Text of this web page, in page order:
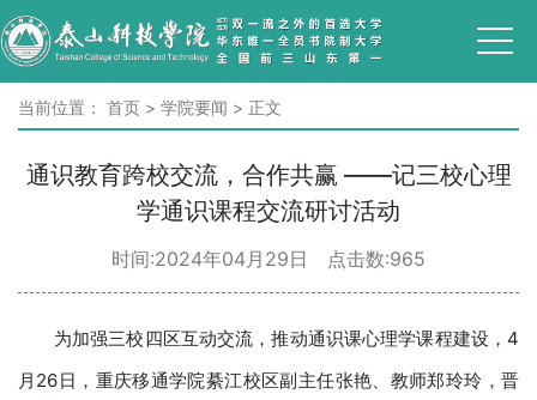
当前位置： 首页 > 学院要闻 > 正文
通识教育跨校交流，合作共赢 ——记三校心理
学通识课程交流研讨活动
时间:2024年04月29日 点击数:965
为加强三校四区互动交流，推动通识课心理学课程建设，4
月26日，重庆移通学院綦江校区副主任张艳、教师郑玲玲，晋